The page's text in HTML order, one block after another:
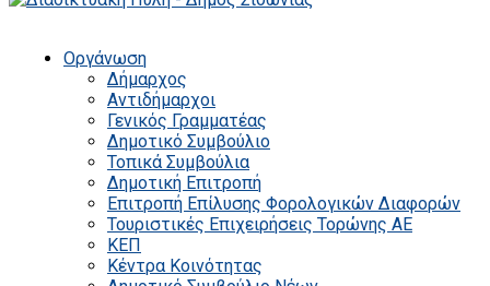
Οργάνωση
Δήμαρχος
Αντιδήμαρχοι
Γενικός Γραμματέας
Δημοτικό Συμβούλιο
Τοπικά Συμβούλια
Δημοτική Επιτροπή
Επιτροπή Επίλυσης Φορολογικών Διαφορών
Τουριστικές Επιχειρήσεις Τορώνης ΑΕ
ΚΕΠ
Κέντρα Κοινότητας